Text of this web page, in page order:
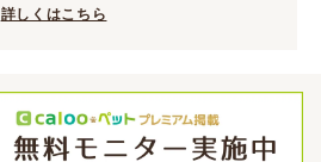
詳しくはこちら